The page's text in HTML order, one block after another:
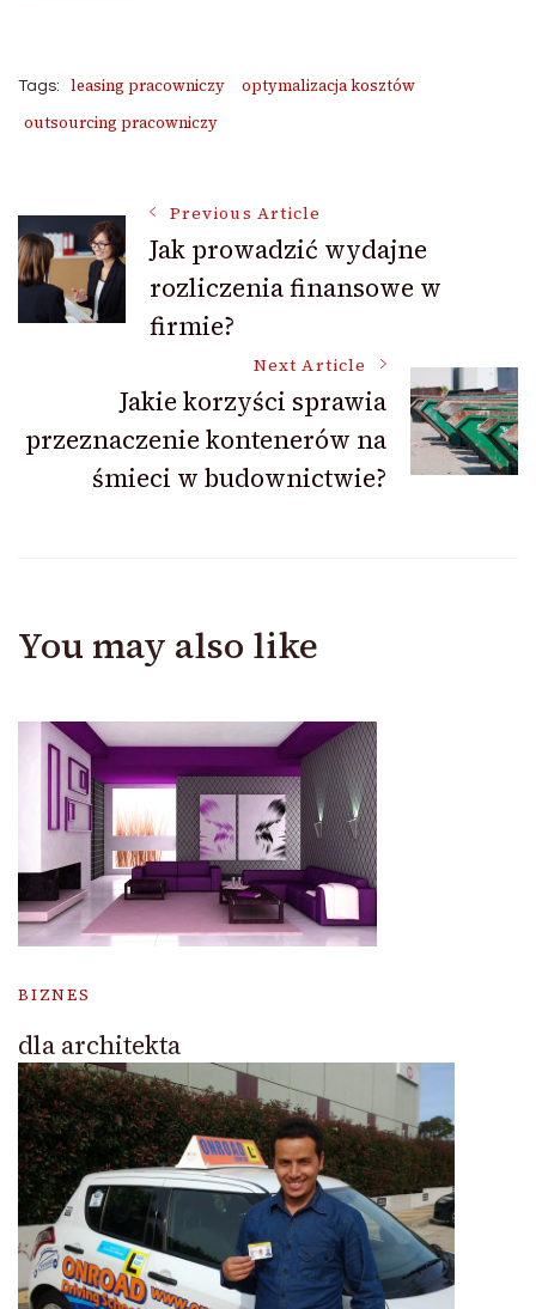
Tags: leasing pracowniczy
optymalizacja kosztów
outsourcing pracowniczy
Post
Navigation
Previous Article
Jak prowadzić wydajne
rozliczenia finansowe w
firmie?
Next Article
Jakie korzyści sprawia
przeznaczenie kontenerów na
śmieci w budownictwie?
You may also like
BIZNES
dla architekta